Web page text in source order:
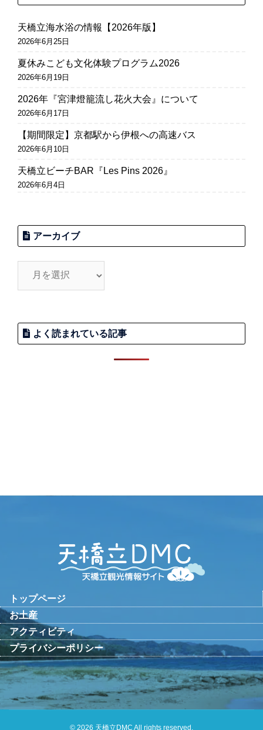
天橋立海水浴の情報【2026年版】
2026年6月25日
夏休みこども文化体験プログラム2026
2026年6月19日
2026年『宮津燈籠流し花火大会』について
2026年6月17日
【期間限定】京都駅から伊根への高速バス
2026年6月10日
天橋立ビーチBAR『Les Pins 2026』
2026年6月4日
アーカイブ
よく読まれている記事
トップページ
お土産
アクティビティ
プライバシーポリシー
© 2026 天橋立DMC All rights reserved.